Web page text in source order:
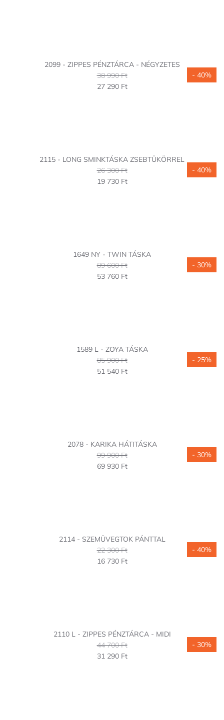
2099 - ZIPPES PÉNZTÁRCA - NÉGYZETES
38 990 Ft
27 290 Ft
2115 - LONG SMINKTÁSKA ZSEBTÜKÖRREL
26 300 Ft
19 730 Ft
1649 NY - TWIN TÁSKA
89 600 Ft
53 760 Ft
- 40%
1589 L - ZOYA TÁSKA
85 900 Ft
51 540 Ft
- 40%
2078 - KARIKA HÁTITÁSKA
99 900 Ft
69 930 Ft
- 30%
2114 - SZEMÜVEGTOK PÁNTTAL
22 300 Ft
16 730 Ft
- 25%
2110 L - ZIPPES PÉNZTÁRCA - MIDI
44 700 Ft
31 290 Ft
- 30%
- 40%
- 30%